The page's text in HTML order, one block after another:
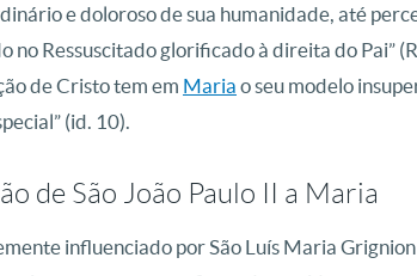
e doloroso de sua humanidade, até
no Ressuscitado glorificado à direita do Pai”
de Cristo tem em Maria o seu modelo
(id. 10).
de São João Paulo II a Maria
influenciado por São Luís Maria